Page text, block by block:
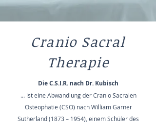
Cranio Sacral
Therapie
Die C.S.I.R. nach Dr. Kubisch
... ist eine Abwandlung der Cranio Sacralen
Osteophatie (CSO) nach William Garner
Sutherland (1873 – 1954), einem Schüler des